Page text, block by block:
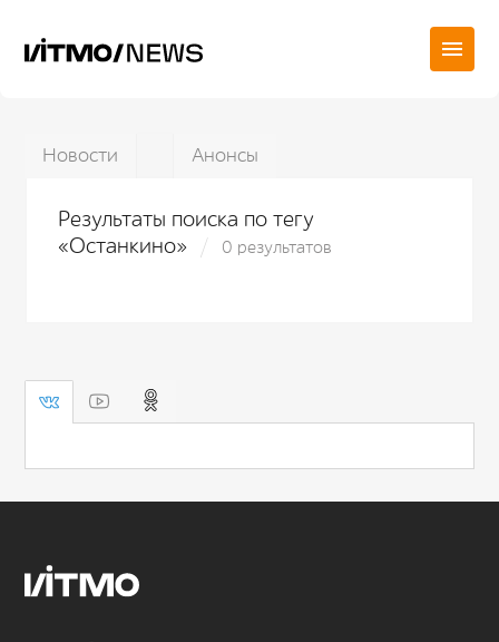
Новости Анонсы
Результаты поиска по тегу
«Останкино»
0 результатов